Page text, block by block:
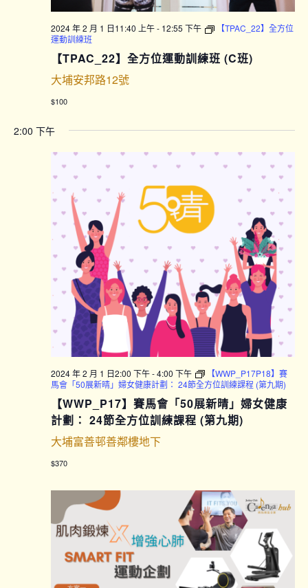
2024 年 2 月 1 日11:40 上午- 12:55 下午
【TPAC_22】全方位
運動訓練班
【TPAC_22】全方位運動訓練班 (C班)
大埔安邦路12號
$100
2:00 下午
2024 年 2 月 1 日2:00 下午-4:00 下午
【WWP_P17P18】賽
馬會「50展新晴」婦女健康計劃： 24節全方位訓練課程 (第九期)
【WWP_P17】賽馬會「50展新晴」婦女健康
計劃： 24節全方位訓練課程 (第九期)
大埔富善邨善鄰樓地下
$370